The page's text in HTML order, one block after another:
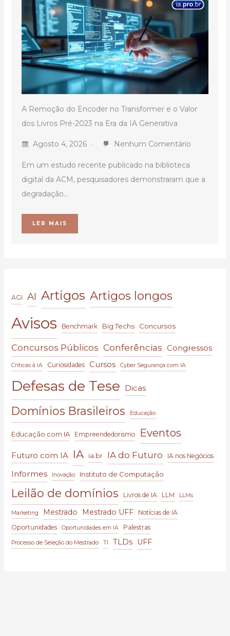
A Remoção do Encoder no Transformer e o Valor
dos Livros Pré-2023 na Era da IA Generativa
Agosto 4, 2026 Nenhum Comentário
Em um estudo recente publicado na biblioteca
digital da ACM, pesquisadores demonstraram que a
degradação...
LER MAIS
AGI AI Artigos Artigos longos
Avisos Benchmark Big Techs Concursos
Concursos Públicos Conferências Congressos
Críticas à IA Curiosidades Cursos Cyber Segurança com IA
Defesas de Tese Dicas
Domínios Brasileiros Educação
Educação com IA Empreendedorismo Eventos
Futuro com IA IA ia.br IA do Futuro IA nos Negócios
Informes Inovação Instituto de Computação
Leilão de domínios Livros de IA LLM LLMs
Marketing Mestrado Mestrado UFF
Notícias de IA
Oportunidades
Oportunidades em IA Palestras
Processo de Seleção do Mestrado TI TLDs UFF